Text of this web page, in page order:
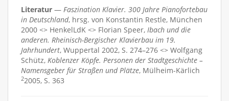
Literatur — Faszination Klavier. 300 Jahre Pianofortebau
in Deutschland, hrsg. von Konstantin Restle, München
2000 <> HenkelLdK <> Florian Speer, Ibach und die
anderen. Rheinisch-Bergischer Klavierbau im 19.
Jahrhundert, Wuppertal 2002, S. 274–276 <> Wolfgang
Schütz, Koblenzer Köpfe. Personen der Stadtgeschichte –
Namensgeber für Straßen und Plätze, Mülheim-Kärlich
22005, S. 363